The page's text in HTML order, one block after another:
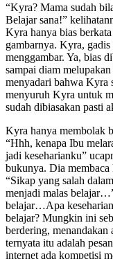
“Kyra? Mama sudah
Belajar sana!”
Kyra hanya bias
gambarnya. Kyra,
menggambar. Ya, bias
sampai diam
menyadari bahwa Kyra
menyuruh Kyra untuk
sudah dibiasakan pasti
Kyra hanya membolak
“Hhh, kenapa Ibu
jadi keseharianku”
bukunya. Dia
“Sikap yang salah
menjadi malas
belajar…Apa
belajar? Mungkin ini
berdering, menandakan
ternyata itu adalah
internet ada kompetisi